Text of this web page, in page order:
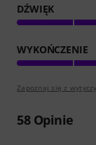
DŹWIĘK
WYKOŃCZENIE
Zapoznaj się z
58Opinie